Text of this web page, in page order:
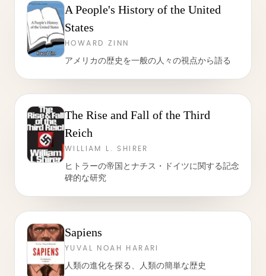
A People's History of the United
States
HOWARD ZINN
アメリカの歴史を一般の人々の視点から語る
The Rise and Fall of the Third
Reich
WILLIAM L. SHIRER
ヒトラーの帝国とナチス・ドイツに関する記念
碑的な研究
Sapiens
YUVAL NOAH HARARI
人類の進化を探る、人類の簡単な歴史